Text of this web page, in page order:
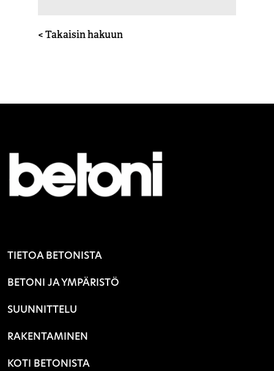
< Takaisin hakuun
TIETOA BETONISTA
BETONI JA YMPÄRISTÖ
SUUNNITTELU
RAKENTAMINEN
KOTI BETONISTA